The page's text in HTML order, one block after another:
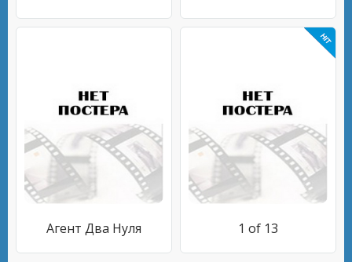
Агент Два Нуля 1 of 13